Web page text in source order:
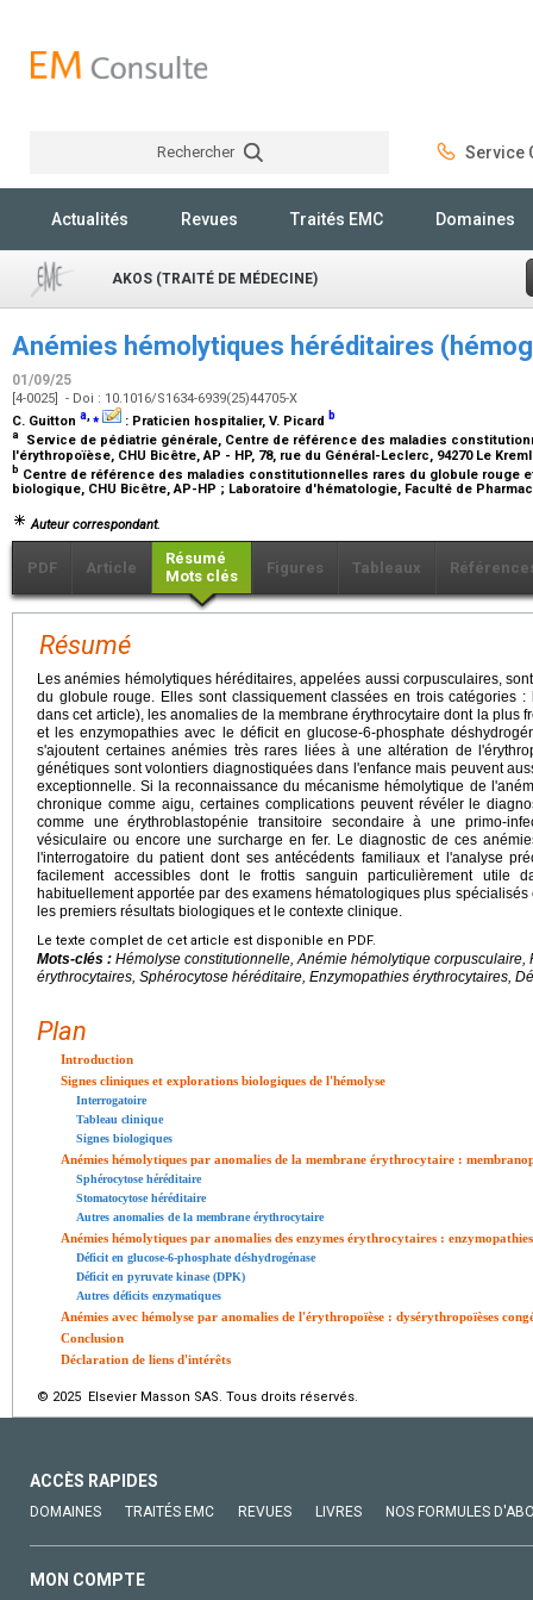
Rechercher Service
Actualités Revues Traités EMC Domaines
AKOS (TRAITÉ DE MÉDECINE)
Anémies hémolytiques héréditaires
01/09/25
[4-0025] - Doi : 10.1016/S1634-6939(25)44705-X
C. Guitton a,⁎ : Praticien hospitalier, V. Picard b
a
Service de pédiatrie générale, Centre de référence des maladies
l'érythropoïèse, CHU Bicêtre, AP - HP, 78, rue du Général-Leclerc, 94270 Le
b Centre de référence des maladies constitutionnelles rares du globule rouge
biologique, CHU Bicêtre, AP-HP ; Laboratoire d'hématologie, Faculté de
Auteur correspondant.
PDF Article
Résumé
Mots clés
Figures Tableaux
Résumé
Les anémies hémolytiques héréditaires, appelées aussi corpusculaires,
du globule rouge. Elles sont classiquement classées en trois catégories
dans cet article), les anomalies de la membrane érythrocytaire dont la plus
et les enzymopathies avec le déficit en glucose-6-phosphate
s'ajoutent certaines anémies très rares liées à une altération de
génétiques sont volontiers diagnostiquées dans l'enfance mais peuvent
exceptionnelle. Si la reconnaissance du mécanisme hémolytique de
chronique comme aigu, certaines complications peuvent révéler le
comme une érythroblastopénie transitoire secondaire à une primo-
vésiculaire ou encore une surcharge en fer. Le diagnostic de ces
l'interrogatoire du patient dont ses antécédents familiaux et l'analyse
facilement accessibles dont le frottis sanguin particulièrement utile
habituellement apportée par des examens hématologiques plus
les premiers résultats biologiques et le contexte clinique.
Le texte complet de cet article est disponible en PDF.
Mots-clés : Hémolyse constitutionnelle, Anémie hémolytique corpusculaire,
érythrocytaires, Sphérocytose héréditaire, Enzymopathies érythrocytaires,
Plan
Introduction
Signes cliniques et explorations biologiques de l'hémolyse
Interrogatoire
Tableau clinique
Signes biologiques
Anémies hémolytiques par anomalies de la membrane érythrocytaire :
Sphérocytose héréditaire
Stomatocytose héréditaire
Autres anomalies de la membrane érythrocytaire
Anémies hémolytiques par anomalies des enzymes érythrocytaires : enzymopathies
Déficit en glucose-6-phosphate déshydrogénase
Déficit en pyruvate kinase (DPK)
Autres déficits enzymatiques
Anémies avec hémolyse par anomalies de l'érythropoïèse : dysérythropoïèses
Conclusion
Déclaration de liens d'intérêts
© 2025 Elsevier Masson SAS. Tous droits réservés.
ACCÈS RAPIDES
DOMAINES TRAITÉS EMC REVUES LIVRES NOS FORMULES
MON COMPTE